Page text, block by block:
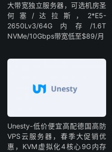
大带宽独立服务器，可选机房圣
何塞/达拉斯，2*E5-
2650Lv3/64G内存/1.6T
NVMe/10Gbps带宽低至$89/月
Unesty-低价便宜高配德国高防
VPS云服务器，春季大促销优
惠，KVM虚拟化4核心9G内存